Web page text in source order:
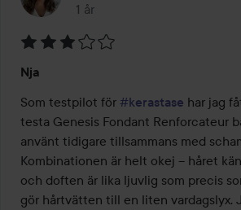
1 år
Inlägget skapades 1 år
3
av
5
Nja
Som testpilot för #kerastase har jag
testa Genesis Fondant Renforcateur
använt tidigare tillsammans med
Kombinationen är helt okej – håret
och doften är lika ljuvlig som precis
gör hårtvätten till en liten vardagslyx.